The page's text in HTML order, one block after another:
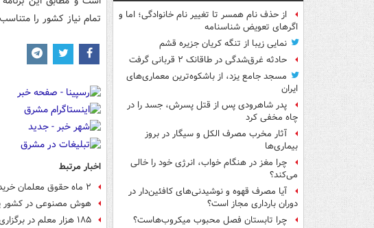
از حذف نام همسر تا تغییر نام خانوادگی؛ اما و
اگرهای تعویض شناسنامه
نمایی زیبا از تنگه کریان جزیره قشم
حادثه غرق‌شدگی در طاقانک ۲ قربانی گرفت
مسجد جامع یزد، از باشکوه‌ترین معماری‌های
ایران
پدر شاهرودی پس از قتل پسرش، جسد را در
چاه مخفی کرد
آثار مخرب مصرف الکل و سیگار در بروز
بیماری‌ها
چرا مغز در هنگام خواب، انرژی خود را خالی
می‌کند؟
آیا مصرف قهوه و نوشیدنی‌های کافئین‌دار در
دوران بارداری مجاز است؟
چرا تابستان فصل محبوب میکروب‌هاست؟
تمام نیاز کشور را
اخبار مرتبط
۲ ماه حقوق معلمان خرید خدمت پرداخت می‌شود
هوش مصنوعی در کشور
۱۸۵ هزار معلم در برگزاری انتخابات مشارکت دارند